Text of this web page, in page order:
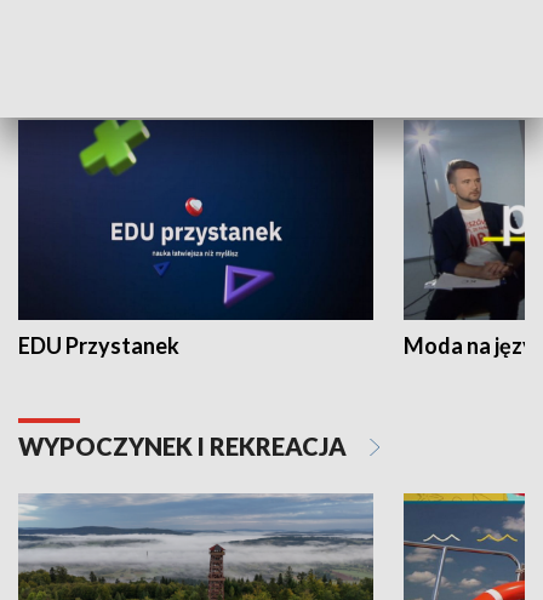
EDU Przystanek Moda na
WYPOCZYNEK I REKREACJA